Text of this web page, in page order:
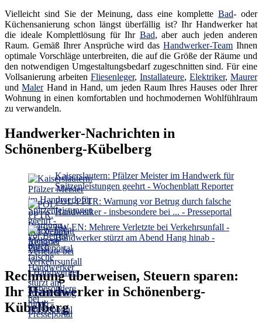
Vielleicht sind Sie der Meinung, dass eine kompletteBad- oder
Küchensanierung schon längst überfällig ist? Ihr Handwerker hat
die ideale Komplettlösung für Ihr Bad, aber auch jeden anderen
Raum. Gemäß Ihrer Ansprüche wird dasHandwerker-Team Ihnen
optimale Vorschläge unterbreiten, die auf die Größe der Räume und
den notwendigen Umgestaltungsbedarf zugeschnitten sind. Für eine
Vollsanierung arbeiten Fliesenleger, Installateure, Elektriker, Maurer
undMalerHand in Hand, um jeden Raum Ihres Hauses oder Ihrer
Wohnung in einen komfortablen und hochmodernen Wohlfühlraum
zu verwandeln.
Handwerker-Nachrichten in
Schönenberg-Kübelberg
Kaiserslautern: Pfälzer Meister im Handwerk für
Spitzenleistungen geehrt - Wochenblatt Reporter
POL-PPTR: Warnung vor Betrug durch falsche
Handwerker - insbesondere bei ... - Presseportal
FW-EN: Mehrere Verletzte bei Verkehrsunfall -
Handwerker stürzt am Abend Hang hinab -
Presseportal
Rechnung überweisen, Steuern sparen:
Ihr Handwerker in Schönenberg-
Kübelberg